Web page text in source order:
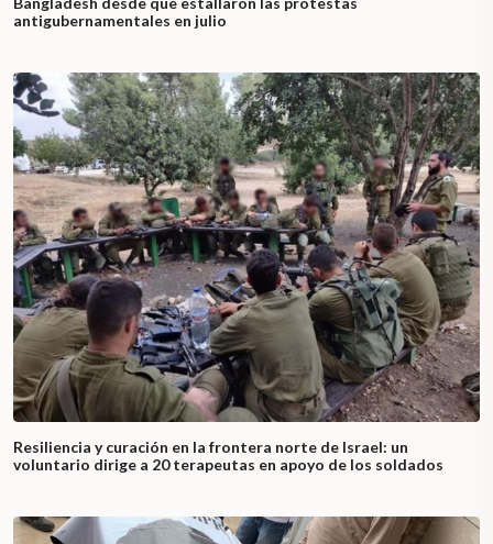
antigubernamentales en julio
Resiliencia y curación en la frontera norte de Israel: un
voluntario dirige a 20 terapeutas en apoyo de los soldados